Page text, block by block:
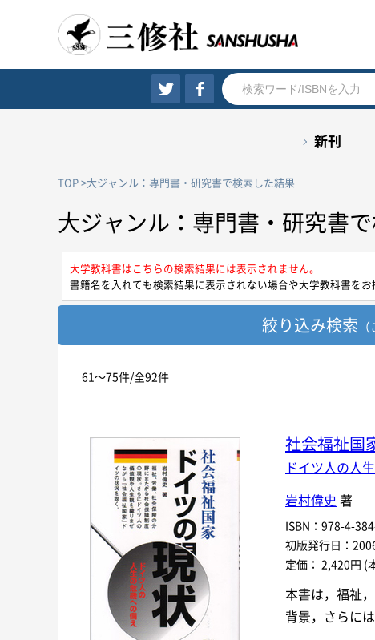
新刊
TOP 大ジャンル：専門書・研究書で検索した結果
大ジャンル：専門書・研究書
大学教科書はこちらの検索結果には表示されません。
書籍名を入れても検索結果に表示されない場合や大学教科書をお
絞り込み検索
お探しの商品を検索します。
キーワード
シリーズ レベル
978-4-384- -*
61～75件/全92件
社会福祉国
ドイツ人の人
岩村偉史 著
ISBN：978-4-
初版発行日：
定価： 2,420円 (
本書は，福祉
背景，さらに